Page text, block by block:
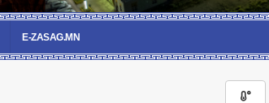
E-ZASAG.MN